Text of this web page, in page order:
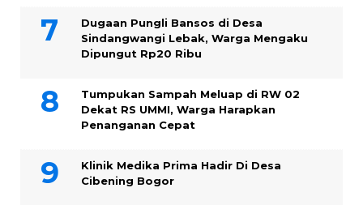
Dugaan Pungli Bansos di Desa
Sindangwangi Lebak, Warga Mengaku
Dipungut Rp20 Ribu
Tumpukan Sampah Meluap di RW 02
Dekat RS UMMI, Warga Harapkan
Penanganan Cepat
Klinik Medika Prima Hadir Di Desa
Cibening Bogor